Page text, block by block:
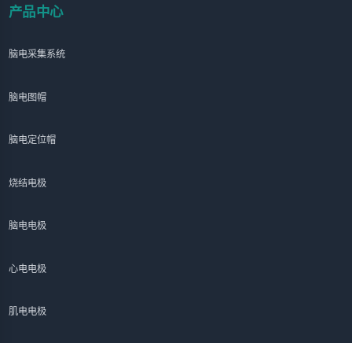
产品中心
脑电采集系统
脑电图帽
脑电定位帽
烧结电极
脑电电极
心电电极
肌电电极